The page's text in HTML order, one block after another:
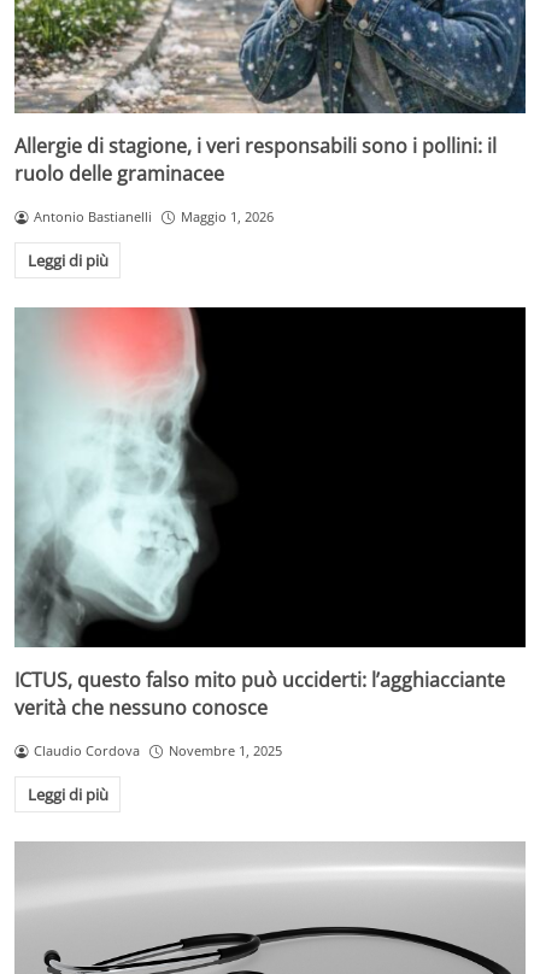
Allergie di stagione, i veri responsabili sono i pollini: il
ruolo delle graminacee
Antonio Bastianelli Maggio 1, 2026
Leggi di più
ICTUS, questo falso mito può ucciderti: l’agghiacciante
verità che nessuno conosce
Claudio Cordova Novembre 1, 2025
Leggi di più